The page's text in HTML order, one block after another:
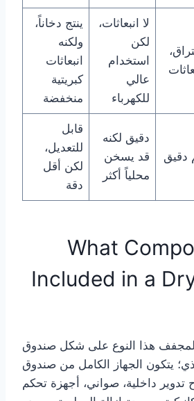
لا انبعاثات،
لكن
استخدام
عالي
للكهرباء
ينتج دخاناً،
ولكنه
انبعاثات
كبريتية
منخفضة
دقيق
دقيق لكنه
قد يسخن
محلياً أكثر
قابل
للتعديل،
لكن أقل
دقة
What
Included in a
هذا النوع على شكل صندوق
يتكون الجهاز الكامل من صندوق
تدوير داخلية، صواني، أجهزة تحكم